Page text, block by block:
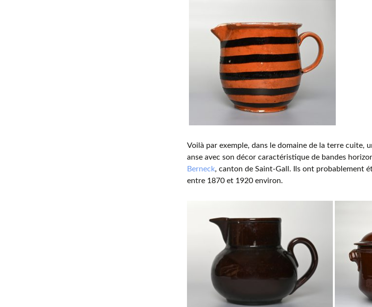
Voilà par exemple, dans le domaine de la terre cuite,
anse avec son décor caractéristique de bandes
Berneck, canton de Saint-Gall. Ils ont probablement
entre 1870 et 1920 environ.